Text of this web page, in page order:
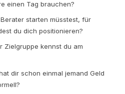
einen Tag brauchen?
starten müsstest, für
du dich positionieren?
Zielgruppe kennst du am
dir schon einmal jemand Geld